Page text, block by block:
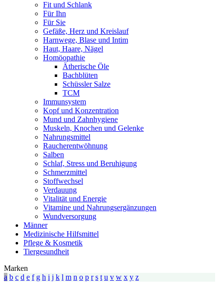
Fit und Schlank
Für Ihn
Für Sie
Gefäße, Herz und Kreislauf
Harnwege, Blase und Intim
Haut, Haare, Nägel
Homöopathie
Ätherische Öle
Bachblüten
Schüssler Salze
TCM
Immunsystem
Kopf und Konzentration
Mund und Zahnhygiene
Muskeln, Knochen und Gelenke
Nahrungsmittel
Raucherentwöhnung
Salben
Schlaf, Stress und Beruhigung
Schmerzmittel
Stoffwechsel
Verdauung
Vitalität und Energie
Vitamine und Nahrungsergänzungen
Wundversorgung
Männer
Medizinische Hilfsmittel
Pflege & Kosmetik
Tiergesundheit
Marken
a b c d e f g h i j k l m n o p r s t u v w x y z